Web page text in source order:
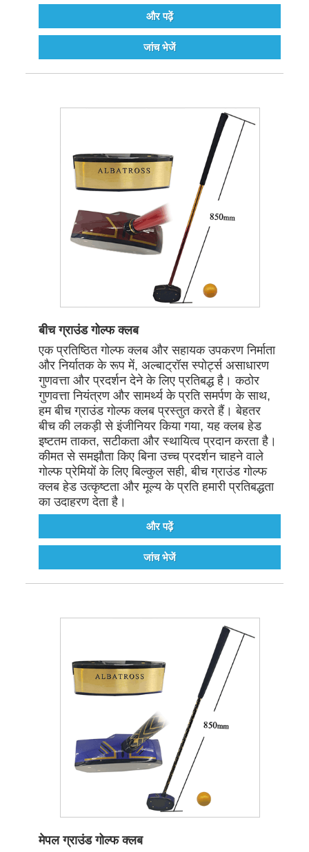
और पढ़ें
जांच भेजें
बीच ग्राउंड गोल्फ क्लब
एक प्रतिष्ठित गोल्फ क्लब और सहायक उपकरण निर्माता
और निर्यातक के रूप में, अल्बाट्रॉस स्पोर्ट्स असाधारण
गुणवत्ता और प्रदर्शन देने के लिए प्रतिबद्ध है। कठोर
गुणवत्ता नियंत्रण और सामर्थ्य के प्रति समर्पण के साथ,
हम बीच ग्राउंड गोल्फ क्लब प्रस्तुत करते हैं। बेहतर
बीच की लकड़ी से इंजीनियर किया गया, यह क्लब हेड
इष्टतम ताकत, सटीकता और स्थायित्व प्रदान करता है।
कीमत से समझौता किए बिना उच्च प्रदर्शन चाहने वाले
गोल्फ प्रेमियों के लिए बिल्कुल सही, बीच ग्राउंड गोल्फ
क्लब हेड उत्कृष्टता और मूल्य के प्रति हमारी प्रतिबद्धता
का उदाहरण देता है।
और पढ़ें
जांच भेजें
मेपल ग्राउंड गोल्फ क्लब